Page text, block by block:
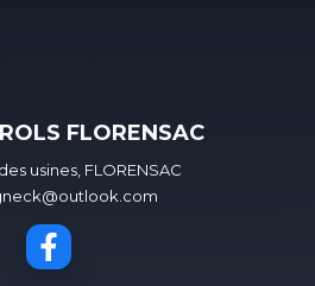
FLORENSAC
usines, FLORENSAC